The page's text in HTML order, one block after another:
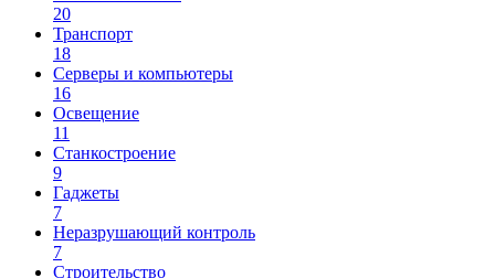
20
Транспорт
18
Серверы и компьютеры
16
Освещение
11
Станкостроение
9
Гаджеты
7
Неразрушающий контроль
7
Строительство